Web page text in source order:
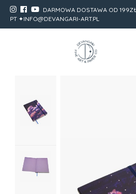
DARMOWA DOSTAWA OD
PT ✦INFO@DEVANGARI-ART.PL